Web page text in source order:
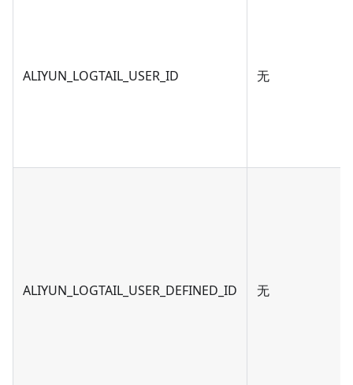
ALIYUN_LOGTAIL_USER_ID 无
ALIYUN_LOGTAIL_USER_DEFINED_ID 无